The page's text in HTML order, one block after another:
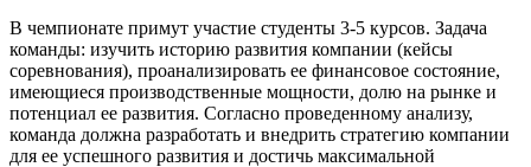
В чемпионате примут участие студенты 3-5 курсов. Задача
команды: изучить историю развития компании (кейсы
соревнования), проанализировать ее финансовое состояние,
имеющиеся производственные мощности, долю на рынке и
потенциал ее развития. Согласно проведенному анализу,
команда должна разработать и внедрить стратегию компании
для ее успешного развития и достичь максимальной